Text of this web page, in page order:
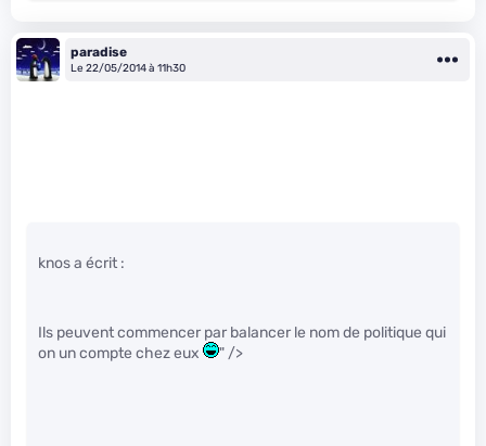
paradise
Le 22/05/2014 à 11h30
knos a écrit :
Ils peuvent commencer par balancer le nom de politique qui
on un compte chez eux
" />